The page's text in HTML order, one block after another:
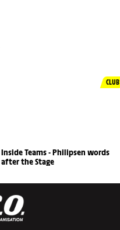
CLUB
Inside Teams - Philipsen words
after the Stage